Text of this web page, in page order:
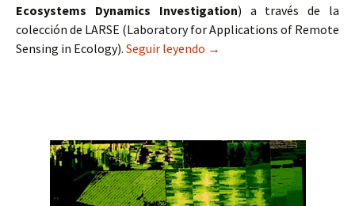
Ecosystems Dynamics Investigation) a través de la
colección de LARSE (Laboratory for Applications of Remote
Sensing in Ecology). Seguir leyendo Datos LiDAR en Google
→